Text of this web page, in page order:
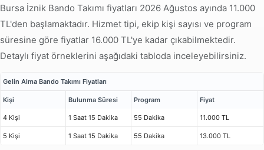
Bursa İznik Bando Takımı fiyatları 2026 Ağustos ayında 11.000
TL'den başlamaktadır. Hizmet tipi, ekip kişi sayısı ve program
süresine göre fiyatlar 16.000 TL'ye kadar çıkabilmektedir.
Detaylı fiyat örneklerini aşağıdaki tabloda inceleyebilirsiniz.
Gelin Alma Bando Takımı Fiyatları
Kişi Bulunma Süresi Program Fiyat
4 Kişi 1 Saat 15 Dakika 55 Dakika 11.000 TL
5 Kişi 1 Saat 15 Dakika 55 Dakika 13.000 TL